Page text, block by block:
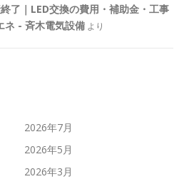
了｜LED交換の費用・補助金・工事
ネ - 斉木電気設備 より
2026年7月
2026年5月
2026年3月